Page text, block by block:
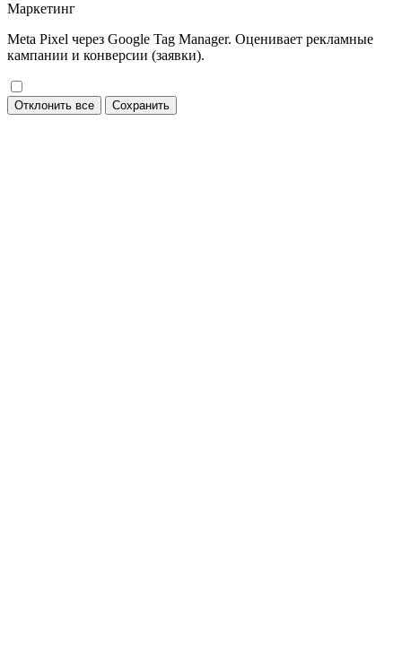
Маркетинг
Meta Pixel через Google Tag Manager. Оценивает рекламные
кампании и конверсии (заявки).
Отклонить все Сохранить